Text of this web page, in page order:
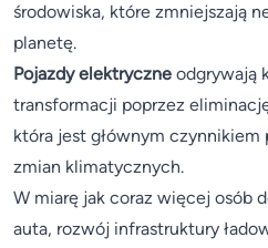
środowiska, które zmniejszają
planetę.
Pojazdy elektryczne odgrywają
transformacji poprzez
która jest głównym czynnikiem
zmian klimatycznych.
W miarę jak coraz więcej osób
auta, rozwój infrastruktury